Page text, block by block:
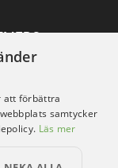
att förbättra
samtycker
Läs mer